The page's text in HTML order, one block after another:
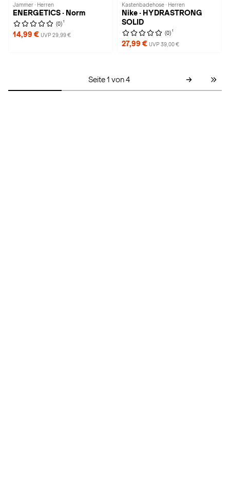
Jammer · Herren
ENERGETICS · Norm
(0) 1
14,99 € UVP 29,99 €
Kastenbadehose · Herren
Nike · HYDRASTRONG
SOLID
(0) 1
27,99 € UVP 39,00 €
Seite 1 von 4